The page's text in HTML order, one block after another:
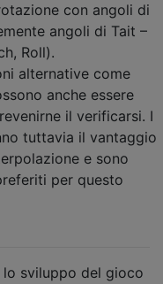
con angoli di
angoli di Tait –
Roll).
alternative come
anche essere
il verificarsi. I
tuttavia il vantaggio
e sono
per questo
sviluppo del gioco